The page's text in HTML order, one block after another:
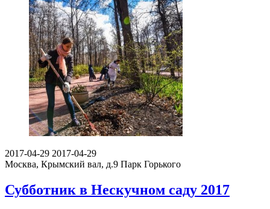
2017-04-29 2017-04-29
Москва, Крымский вал, д.9 Парк Горького
Субботник в Нескучном саду 2017